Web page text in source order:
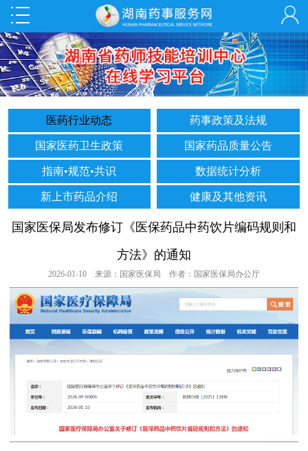
医药行业动态 药事政策及法规
国家医药卫生政策 国家药品质量公告
指南•规范•共识 数据统计分析
新上市药品介绍 健康及其他资讯
国家医保局发布修订《医保药品中药饮片编码规则和
方法》的通知
2026-01-10 来源：国家医保局 作者：国家医保局办公厅